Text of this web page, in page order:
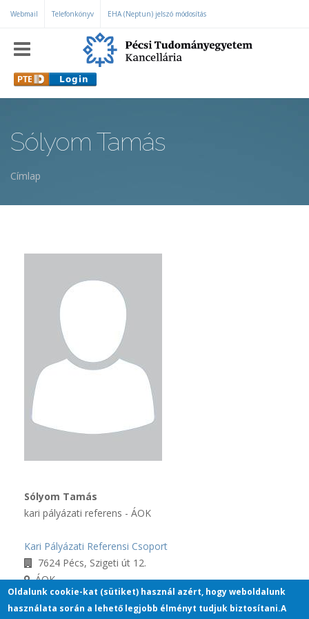
Ugrás a tartalomra
Webmail Telefonkönyv EHA (Neptun) jelszó módosítás
Sólyom Tamás
Címlap
Sólyom Tamás
kari pályázati referens - ÁOK
Kari Pályázati Referensi Csoport
7624 Pécs, Szigeti út 12.
ÁOK
+36-30-4581270, 36298
tamas.solyom@aok.pte.hu
Oldalunk cookie-kat (sütiket) használ azért, hogy weboldalunk
használata során a lehető legjobb élményt tudjuk biztosítani.A